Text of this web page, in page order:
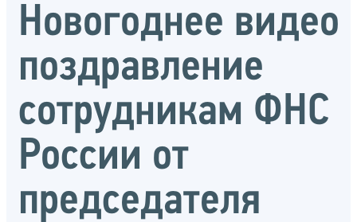
Новогоднее видео
поздравление
сотрудникам ФНС
России от
председателя